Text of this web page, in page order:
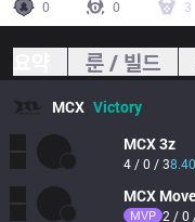
0
0 3
룬 / 빌드
MCX Victory
MCX3z
4 / 0 / 38.40
MCX Move
MVP 2 / 0